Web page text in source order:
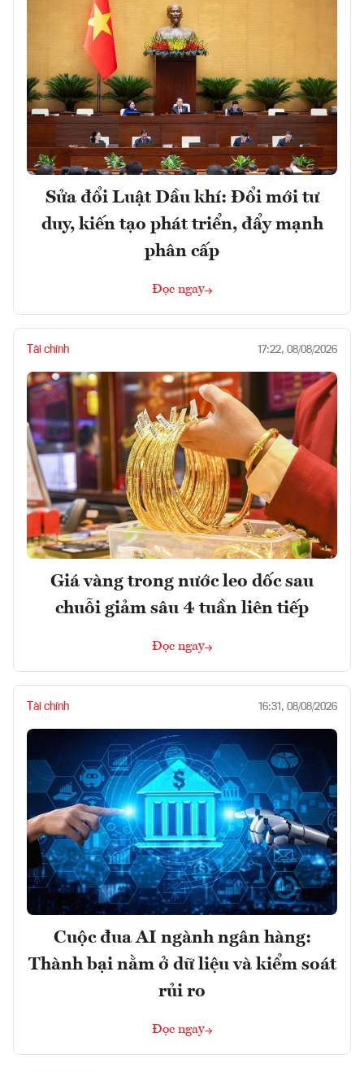
Sửa đổi Luật Dầu khí: Đổi mới tư
duy, kiến tạo phát triển, đẩy mạnh
phân cấp
Đọc ngay
Tài chính 17:22, 08/08/2026
Giá vàng trong nước leo dốc sau
chuỗi giảm sâu 4 tuần liên tiếp
Đọc ngay
Tài chính 16:31, 08/08/2026
Cuộc đua AI ngành ngân hàng:
Thành bại nằm ở dữ liệu và kiểm soát
rủi ro
Đọc ngay